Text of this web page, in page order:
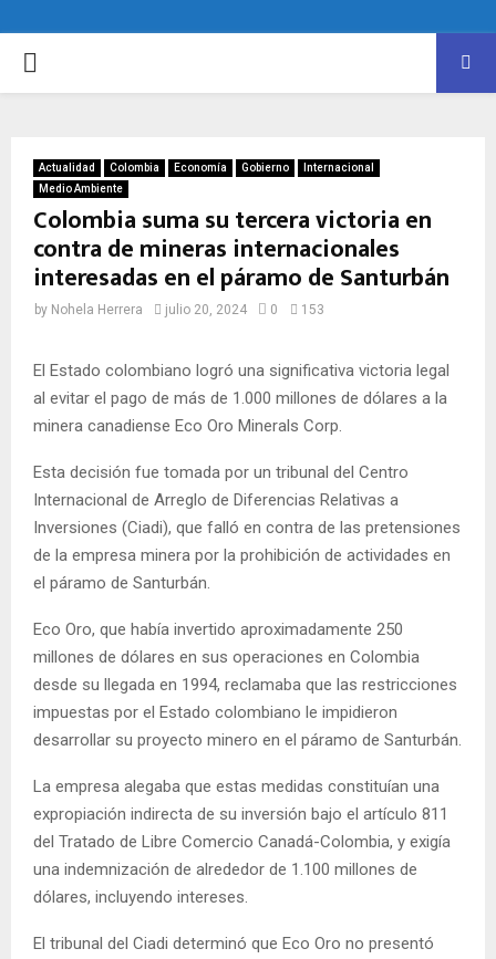
PRIMARY
Actualidad Colombia Economía Gobierno
Internacional
Medio Ambiente
Colombia suma su tercera victoria en
contra de mineras internacionales
interesadas en el páramo de Santurbán
by Nohela Herrera julio 20, 2024 0 153
El Estado colombiano logró una significativa victoria legal
al evitar el pago de más de 1.000 millones de dólares a la
minera canadiense Eco Oro Minerals Corp.
Esta decisión fue tomada por un tribunal del Centro
Internacional de Arreglo de Diferencias Relativas a
Inversiones (Ciadi), que falló en contra de las pretensiones
de la empresa minera por la prohibición de actividades en
el páramo de Santurbán.
Eco Oro, que había invertido aproximadamente 250
millones de dólares en sus operaciones en Colombia
desde su llegada en 1994, reclamaba que las restricciones
impuestas por el Estado colombiano le impidieron
desarrollar su proyecto minero en el páramo de Santurbán.
La empresa alegaba que estas medidas constituían una
expropiación indirecta de su inversión bajo el artículo 811
del Tratado de Libre Comercio Canadá-Colombia, y exigía
una indemnización de alrededor de 1.100 millones de
dólares, incluyendo intereses.
El tribunal del Ciadi determinó que Eco Oro no presentó